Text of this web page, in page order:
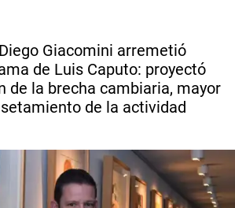
Giacomini arremetió
de Luis Caputo: proyectó
de la brecha cambiaria, mayor
de la actividad